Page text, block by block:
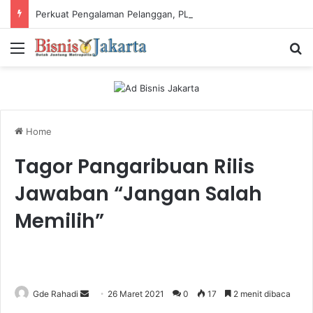
Menu
Home
Tagor Pangaribuan Rilis
Jawaban “Jangan Salah
Memilih”
Gde Rahadi 26 Maret 2021 0 17 2 menit dibaca